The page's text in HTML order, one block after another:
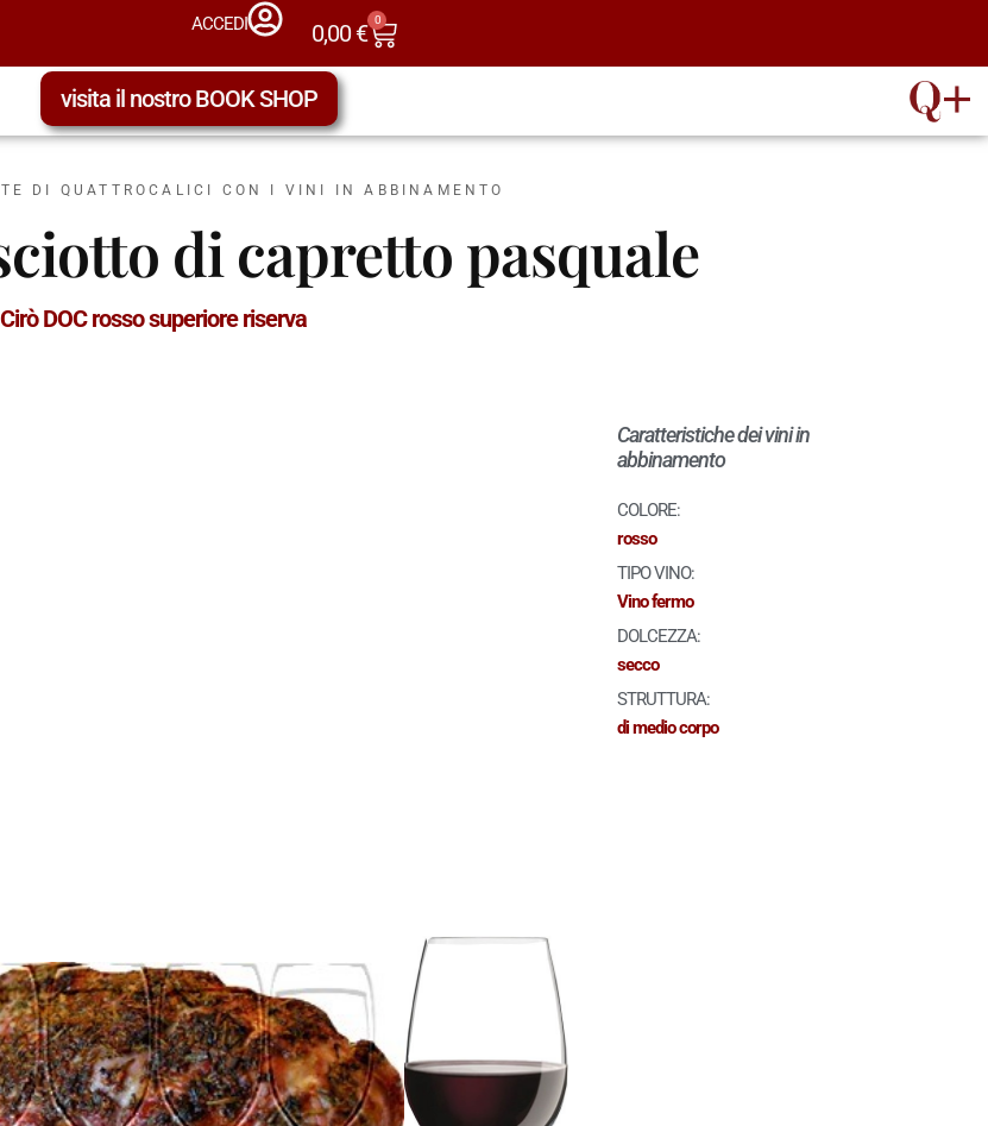
ACCEDI 0,00€ 0
visita il nostro BOOK SHOP
DI QUATTROCALICI CON I VINI IN ABBINAMENTO
di capretto pasquale
Cirò DOC rosso superiore riserva
Caratteristiche dei vini in
abbinamento
COLORE:
rosso
TIPO VINO:
Vino fermo
DOLCEZZA:
secco
STRUTTURA:
di medio corpo